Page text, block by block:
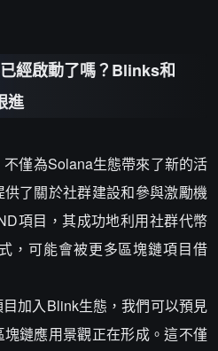
經啟動了嗎？Blinks和
進
僅為Solana生態帶來了新的活
了關於社群建設和參與激勵機
項目，其成功地利用社群代幣
，可能會被更多區塊鏈項目借
加入Blink生態，我們可以預見
鏈應用景觀正在形成。這不僅